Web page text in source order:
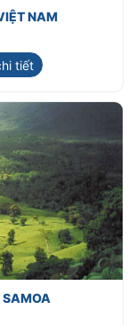
NAM
tiết
SAMOA